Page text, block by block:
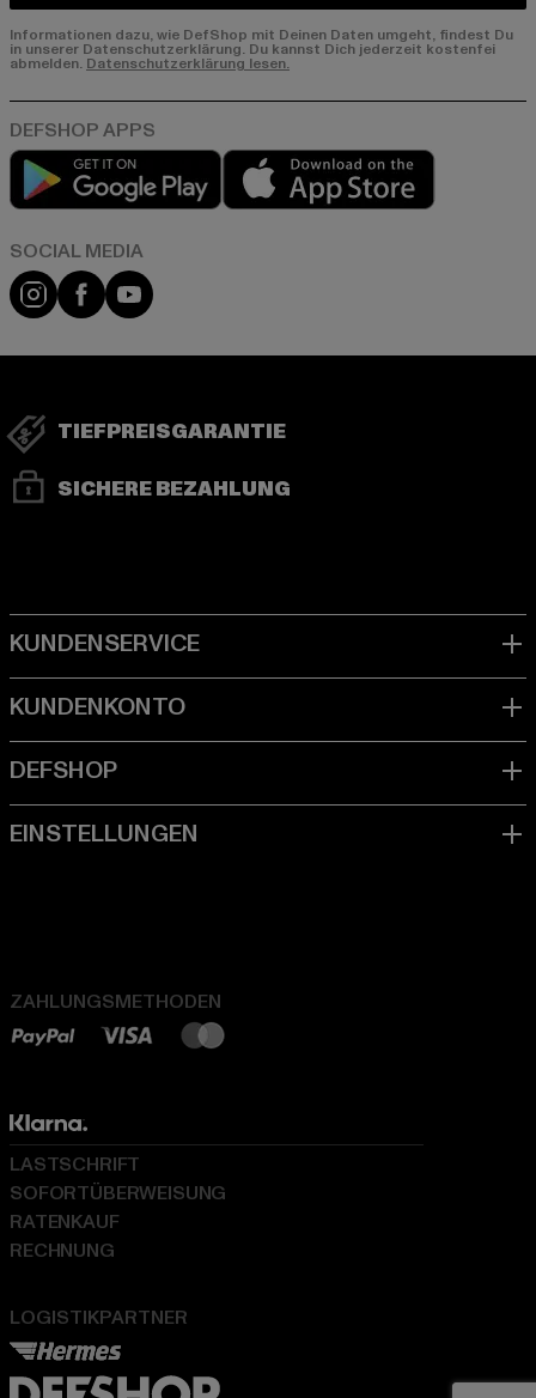
Informationen dazu, wie DefShop mit Deinen Daten umgeht, findest Du
in unserer Datenschutzerklärung. Du kannst Dich jederzeit kostenfei
abmelden. Datenschutzerklärung lesen.
Play market
Instagram
FacebookYouTube
TIEFPREISGARANTIE
SICHERE BEZAHLUNG
ZAHLUNGSMETHODEN
LOGISTIKPARTNER
LASTSCHRIFT
SOFORTÜBERWEISUNG
RATENKAUF
RECHNUNG